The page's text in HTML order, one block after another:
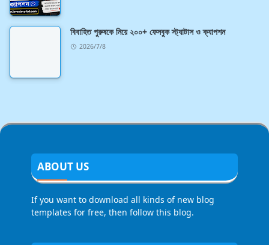
বিবাহিত পুরুষকে নিয়ে ২০০+ ফেসবুক স্ট্যাটাস ও ক্যাপশন
2026/7/8
ABOUT US
If you want to download all kinds of new blog
templates for free, then follow this blog.